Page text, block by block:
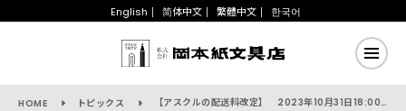
English 简体中文 繁體中文 한국어
HOME トピックス 【アスクルの配送料改定】 2023年10月31日18:00ご注文分より。